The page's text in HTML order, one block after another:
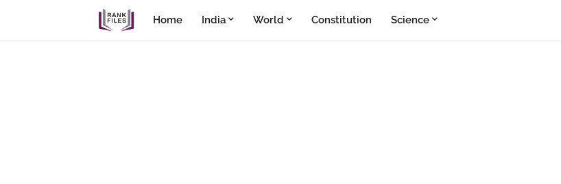
Home India World Constitution Science